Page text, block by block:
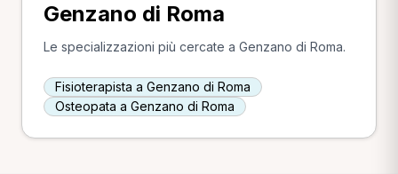
Genzano di Roma
Le specializzazioni più cercate a Genzano di Roma.
Fisioterapista a Genzano di Roma
Osteopata a Genzano di Roma